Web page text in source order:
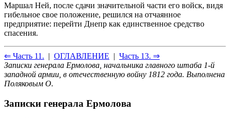
Маршал Ней, после сдачи значительной части его войск, видя
гибельное свое положение, решился на отчаянное
предприятие: перейти Днепр как единственное средство
спасения.
⇐ Часть 11. | ОГЛАВЛЕНИЕ | Часть 13. ⇒
Записки генерала Ермолова, начальника главного штаба 1-й
западной армии, в отечественную войну 1812 года. Выполнена
Поляковым О.
Записки генерала Ермолова